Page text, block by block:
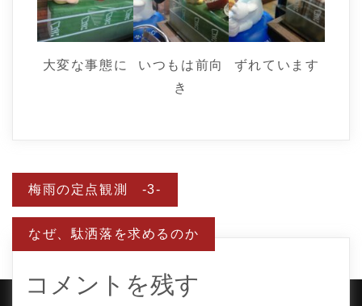
大変な事態に
いつもは前向
き
ずれています
投
稿
ナ
ビ
ゲ
ー
ョ
ン
梅雨の定点観測 -3-
なぜ、駄洒落を求めるのか
コメントを残す